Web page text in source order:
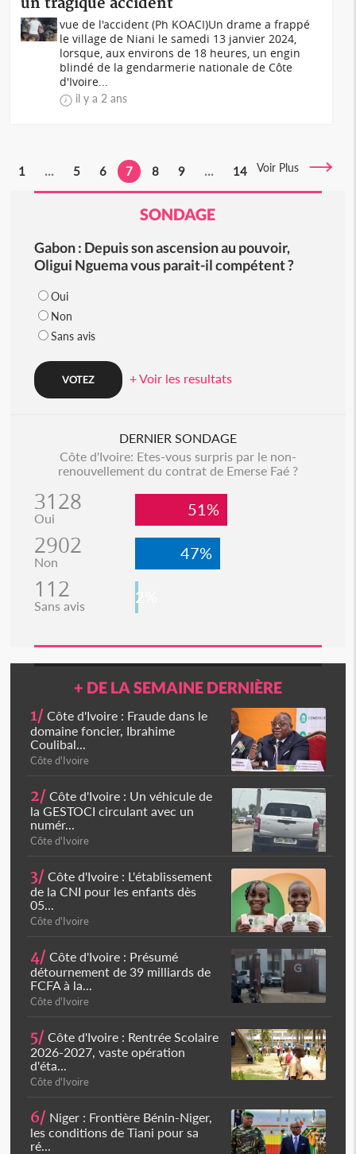
vue de l'accident (Ph KOACI)Un drame a frappé
le village de Niani le samedi 13 janvier 2024,
lorsque, aux environs de 18 heures, un engin
blindé de la gendarmerie nationale de Côte
d'Ivoire...
il y a 2 ans
1 ... 5 6 7 8 9 ... 14 Voir Plus
SONDAGE
Gabon : Depuis son ascension au pouvoir,
Oligui Nguema vous parait-il compétent ?
Oui
Non
Sans avis
+ Voir les resultats
DERNIER SONDAGE
Côte d'Ivoire: Etes-vous surpris par le non-
renouvellement du contrat de Emerse Faé ?
3128
Oui 51%
2902
Non 47%
112
Sans avis 2%
+ DE LA SEMAINE DERNIÈRE
1/ Côte d'Ivoire : Fraude dans le
domaine foncier, Ibrahime
Coulibal...
Côte d'Ivoire
2/ Côte d'Ivoire : Un véhicule de
la GESTOCI circulant avec un
numér...
Côte d'Ivoire
3/ Côte d'Ivoire : L'établissement
de la CNI pour les enfants dès
05...
Côte d'Ivoire
4/ Côte d'Ivoire : Présumé
détournement de 39 milliards de
FCFA à la...
Côte d'Ivoire
5/ Côte d'Ivoire : Rentrée Scolaire
2026-2027, vaste opération
d'éta...
Côte d'Ivoire
6/ Niger : Frontière Bénin-Niger,
les conditions de Tiani pour sa
ré...